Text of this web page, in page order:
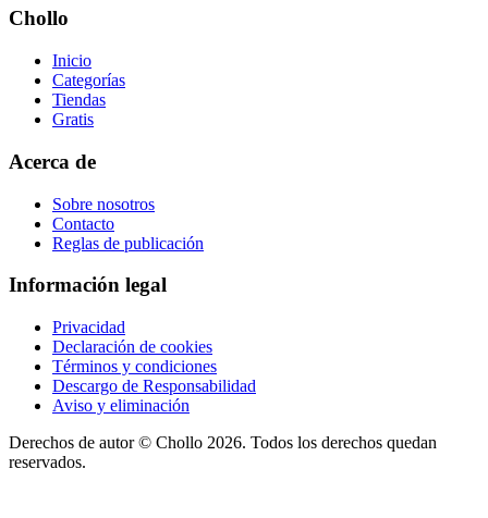
Chollo
Inicio
Categorías
Tiendas
Gratis
Acerca de
Sobre nosotros
Contacto
Reglas de publicación
Información legal
Privacidad
Declaración de cookies
Términos y condiciones
Descargo de Responsabilidad
Aviso y eliminación
Derechos de autor © Chollo 2026. Todos los derechos quedan
reservados.